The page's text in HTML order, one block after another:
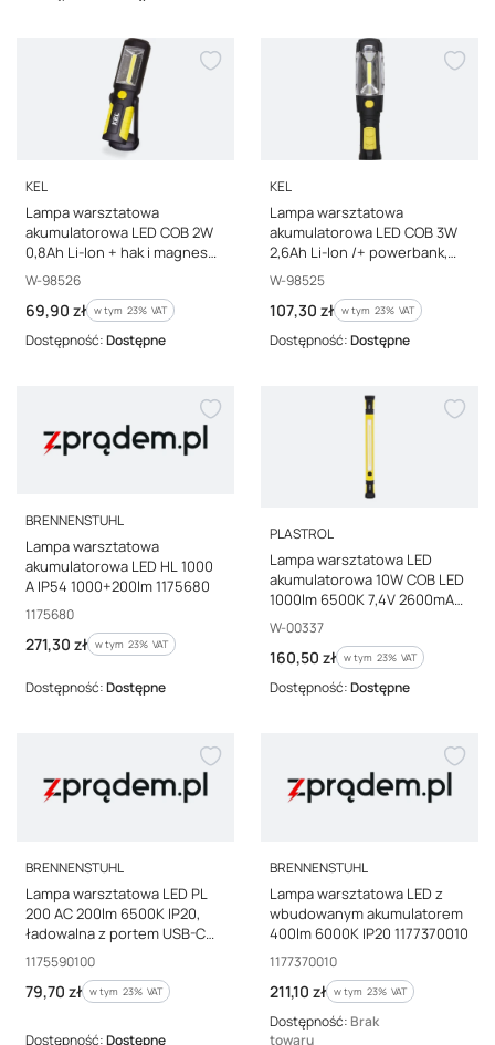
PRODUCENT
KEL
Lampa warsztatowa
akumulatorowa LED COB 2W
0,8Ah Li-Ion + hak i magnes
bez ładowarki LW-1A
Kod producenta
W-98526
Cena brutto
69,90 zł w tym %s VAT
w tym 23% VAT
Dostępność:Dostępne
PRODUCENT
KEL
Lampa warsztatowa
akumulatorowa LED COB 3W
2,6Ah Li-Ion /+ powerbank,
hak, magnes/ LW-1PBR
Kod producenta
W-98525
Cena brutto
107,30 zł w tym %s VAT
w tym 23% VAT
Dostępność:Dostępne
PRODUCENT
BRENNENSTUHL
Lampa warsztatowa
akumulatorowa LED HL 1000
A IP54 1000+200lm 1175680
Kod producenta
1175680
Cena brutto
271,30 zł w tym %s VAT
w tym 23% VAT
Dostępność:Dostępne
PRODUCENT
PLASTROL
Lampa warsztatowa LED
akumulatorowa 10W COB LED
1000lm 6500K 7,4V 2600mAh
Li-ion z magnesami hakiem
obrotowa LWP-3 W-00337
Kod producenta
W-00337
Cena brutto
160,50 zł w tym %s VAT
w tym 23% VAT
Dostępność:Dostępne
PRODUCENT
BRENNENSTUHL
Lampa warsztatowa LED PL
200 AC 200lm 6500K IP20,
ładowalna z portem USB-C
1175590100
Kod producenta
1175590100
Cena brutto
79,70 zł w tym %s VAT
w tym 23% VAT
Dostępność:Dostępne
PRODUCENT
BRENNENSTUHL
Lampa warsztatowa LED z
wbudowanym akumulatorem
400lm 6000K IP20 1177370010
Kod producenta
1177370010
Cena brutto
211,10 zł w tym %s VAT
w tym 23% VAT
Dostępność: Brak
towaru